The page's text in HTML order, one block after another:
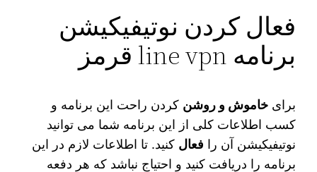
فعال کردن نوتیفیکیشن
برنامه line vpn قرمز
برایخاموش و روشن کردن راحت این برنامه و
کسب اطلاعات کلی از این برنامه شما می‌ توانید
نوتیفیکیشن آن را فعال کنید. تا اطلاعات لازم در این
برنامه را دریافت کنید و احتیاج نباشد که هر دفعه